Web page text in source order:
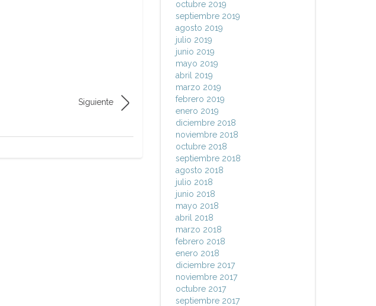
Siguiente
octubre 2019
septiembre 2019
agosto 2019
julio 2019
junio 2019
mayo 2019
abril 2019
marzo 2019
febrero 2019
enero 2019
diciembre 2018
noviembre 2018
octubre 2018
septiembre 2018
agosto 2018
julio 2018
junio 2018
mayo 2018
abril 2018
marzo 2018
febrero 2018
enero 2018
diciembre 2017
noviembre 2017
octubre 2017
septiembre 2017